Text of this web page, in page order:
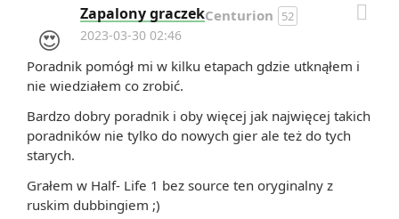
😍
Zapalony graczekCenturion 52
2023-03-30 02:46

Poradnik pomógł mi w kilku etapach gdzie utknąłem i
nie wiedziałem co zrobić.
Bardzo dobry poradnik i oby więcej jak najwięcej takich
poradników nie tylko do nowych gier ale też do tych
starych.
Grałem w Half- Life 1 bez source ten oryginalny z
ruskim dubbingiem ;)